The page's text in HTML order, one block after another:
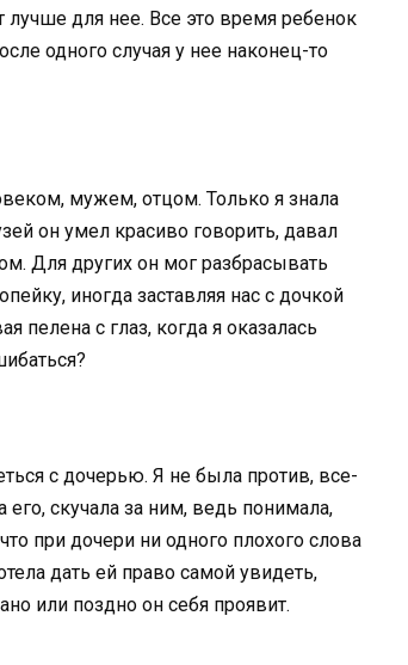
лучше для нее. Все это время ребенок
одного случая у нее наконец-то
мужем, отцом. Только я знала
он умел красиво говорить, давал
Для других он мог разбрасывать
иногда заставляя нас с дочкой
пелена с глаз, когда я оказалась
с дочерью. Я не была против, все-
его, скучала за ним, ведь понимала,
при дочери ни одного плохого слова
дать ей право самой увидеть,
или поздно он себя проявит.